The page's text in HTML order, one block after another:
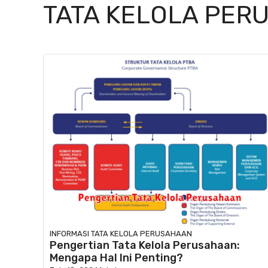
TATA KELOLA
INFORMASI TATA KELOLA PERUSAHAAN
Pengertian Tata Kelola Perusahaan:
Mengapa Hal Ini Penting?